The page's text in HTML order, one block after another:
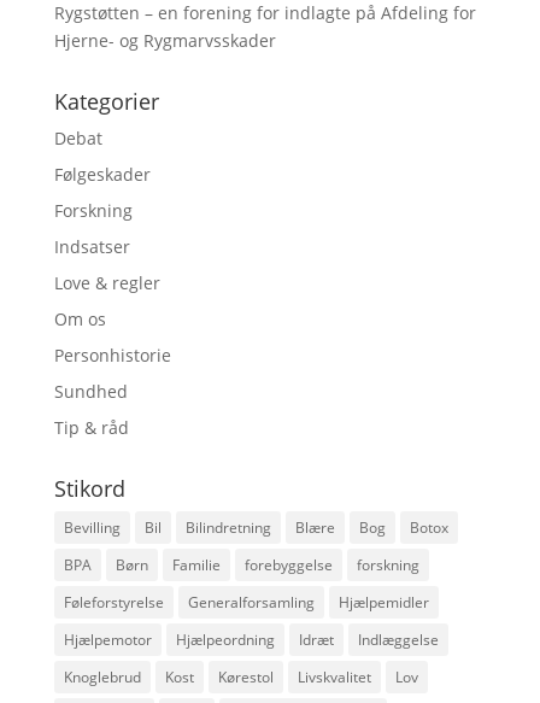
Rygstøtten – en forening for indlagte på Afdeling for
Hjerne- og Rygmarvsskader
Kategorier
Debat
Følgeskader
Forskning
Indsatser
Love & regler
Om os
Personhistorie
Sundhed
Tip & råd
Stikord
Bevilling Bil Bilindretning Blære Bog
Botox
BPA
Børn Familie forebyggelse
forskning
Føleforstyrelse
Generalforsamling
Hjælpemidler
Hjælpemotor
Hjælpeordning Idræt
Indlæggelse
Knoglebrud
Kost Kørestol Livskvalitet
Lov